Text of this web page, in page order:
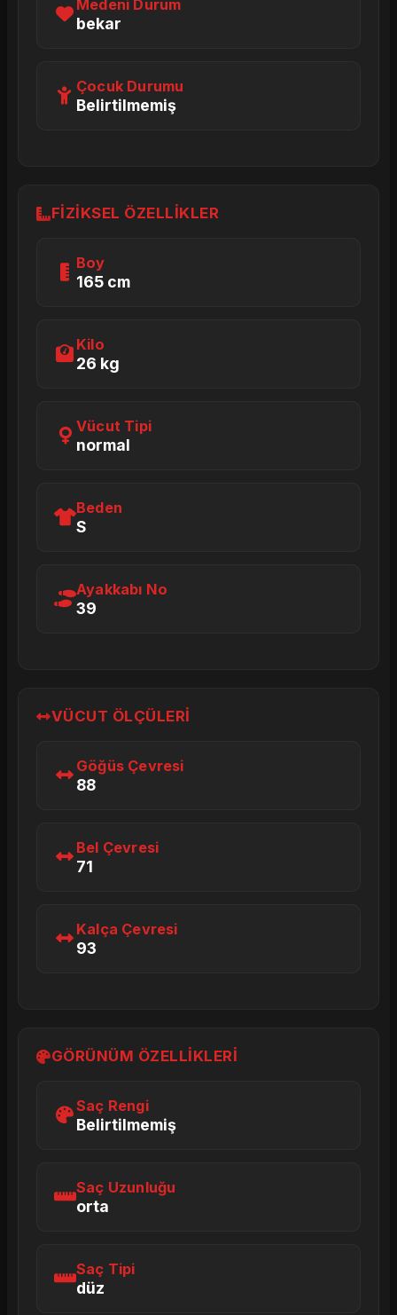
Medeni Durum
bekar
Çocuk Durumu
Belirtilmemiş
FIZIKSEL ÖZELLIKLER
Boy
165 cm
Kilo
26 kg
Vücut Tipi
normal
Beden
S
Ayakkabı No
39
VÜCUT ÖLÇÜLERI
Göğüs Çevresi
88
Bel Çevresi
71
Kalça Çevresi
93
GÖRÜNÜM ÖZELLIKLERI
Saç Rengi
Belirtilmemiş
Saç Uzunluğu
orta
Saç Tipi
düz